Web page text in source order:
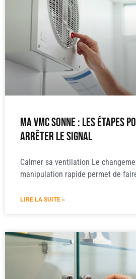
Ma vmc sonne : les étapes
arrêter le signal
Calmer sa ventilation Le
manipulation rapide permet de
LIRE LA SUITE »